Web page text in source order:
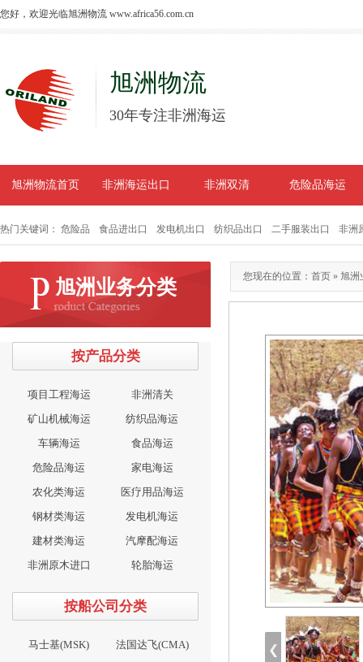
您好，欢迎光临旭洲物流 www.africa56.com.cn
旭洲物流
30年专注非洲海运
旭洲物流首页 非洲海运出口 非洲双清 危险品海运
热门关键词： 危险品 食品进出口 发电机出口 纺织品出口 二手服装出口 非洲
旭洲业务分类
按产品分类
项目工程海运
非洲清关
矿山机械海运
纺织品海运
车辆海运
食品海运
危险品海运
家电海运
农化类海运
医疗用品海运
钢材类海运
发电机海运
建材类海运
汽摩配海运
非洲原木进口
轮胎海运
按船公司分类
马士基(MSK)
法国达飞(CMA)
您现在的位置： 首页 » 旭洲